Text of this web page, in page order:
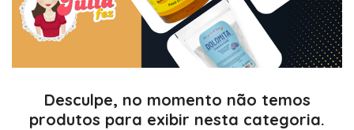
Desculpe, no momento não temos
produtos para exibir nesta categoria.